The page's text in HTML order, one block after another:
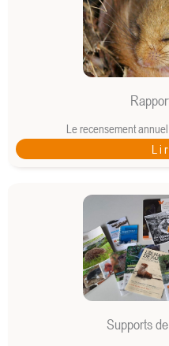
Le recensement
Supports